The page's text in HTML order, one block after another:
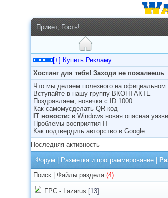
Привет, Гость!
[+] Купить Рекламу
Хостинг для тебя! Заходи не пожалеешь
Что мы делаем полезного на
Вступайте в нашу группу ВКОНТАКТЕ
Поздравляем, новичка с ID:1000
Как самомусделать QR-код
IT новости: в Windows новая опасная
Проблемы восприятия IT
Как подтвердить авторство в Google
Последняя активность
Форум Разметка и программирование
Поиск
Файлы раздела (4)
FPC - Lazarus [13]